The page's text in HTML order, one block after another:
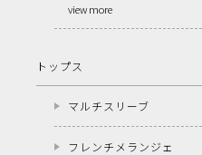
view more
トップス
マルチスリーブ
フレンチメランジェ